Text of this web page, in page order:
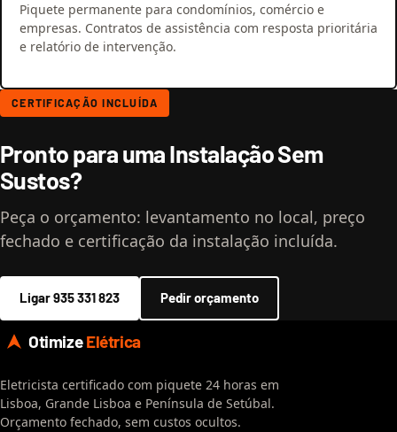
Piquete permanente para condomínios, comércio e
empresas. Contratos de assistência com resposta prioritária
e relatório de intervenção.
CERTIFICAÇÃO INCLUÍDA
Pronto para uma Instalação Sem
Sustos?
Peça o orçamento: levantamento no local, preço
fechado e certificação da instalação incluída.
Ligar 935 331 823 Pedir orçamento
OtimizeElétrica
Eletricista certificado com piquete 24 horas em
Lisboa, Grande Lisboa e Península de Setúbal.
Orçamento fechado, sem custos ocultos.